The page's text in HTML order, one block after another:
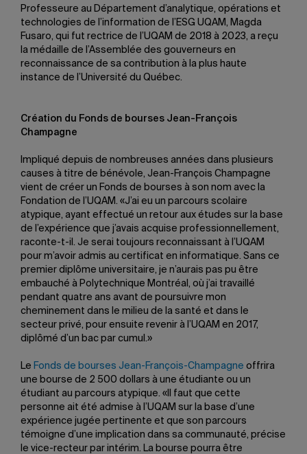
Professeure au Département d’analytique, opérations et
technologies de l’information de l’ESG UQAM, Magda
Fusaro, qui fut rectrice de l’UQAM de 2018 à 2023, a reçu
la médaille de l’Assemblée des gouverneurs en
reconnaissance de sa contribution à la plus haute
instance de l’Université du Québec.
Création du Fonds de bourses Jean-François
Champagne
Impliqué depuis de nombreuses années dans plusieurs
causes à titre de bénévole, Jean-François Champagne
vient de créer un Fonds de bourses à son nom avec la
Fondation de l’UQAM. «J’ai eu un parcours scolaire
atypique, ayant effectué un retour aux études sur la base
de l’expérience que j’avais acquise professionnellement,
raconte-t-il. Je serai toujours reconnaissant à l’UQAM
pour m’avoir admis au certificat en informatique. Sans ce
premier diplôme universitaire, je n’aurais pas pu être
embauché à Polytechnique Montréal, où j’ai travaillé
pendant quatre ans avant de poursuivre mon
cheminement dans le milieu de la santé et dans le
secteur privé, pour ensuite revenir à l’UQAM en 2017,
diplômé d’un bac par cumul.»
Le Fonds de bourses Jean-François-Champagne offrira
une bourse de 2 500 dollars à une étudiante ou un
étudiant au parcours atypique. «Il faut que cette
personne ait été admise à l’UQAM sur la base d’une
expérience jugée pertinente et que son parcours
témoigne d’une implication dans sa communauté, précise
le vice-recteur par intérim. La bourse pourra être